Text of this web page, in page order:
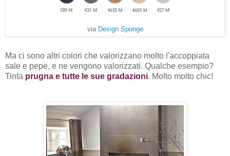
via Design Sponge
Ma ci sono altri colori che valorizzano molto l'accoppiata
sale e pepe, e ne vengono valorizzati. Qualche esempio?
Tinta prugna e tutte le sue gradazioni. Molto molto chic!